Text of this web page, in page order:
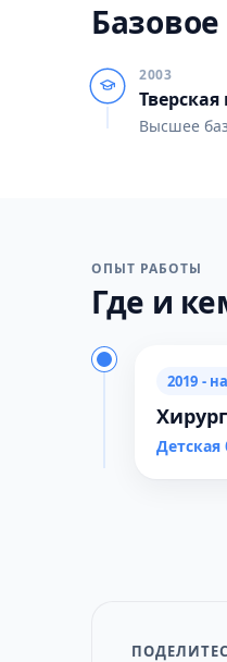
2003
Высшее
ОПЫТ РАБОТЫ
Где и
2019 -